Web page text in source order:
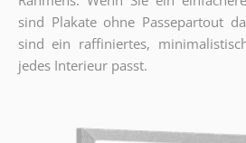
sind Plakate ohne Passepartout
sind ein raffiniertes,
jedes Interieur passt.